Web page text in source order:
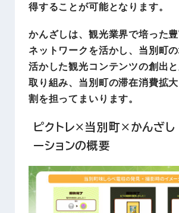
得することが可能となります。
かんざしは、観光業界で培った
ネットワークを活かし、当別町
活かした観光コンテンツの創出
取り組み、当別町の滞在消費拡
割を担ってまいります。
ピクトレ×当別町×かんざ
ーションの概要